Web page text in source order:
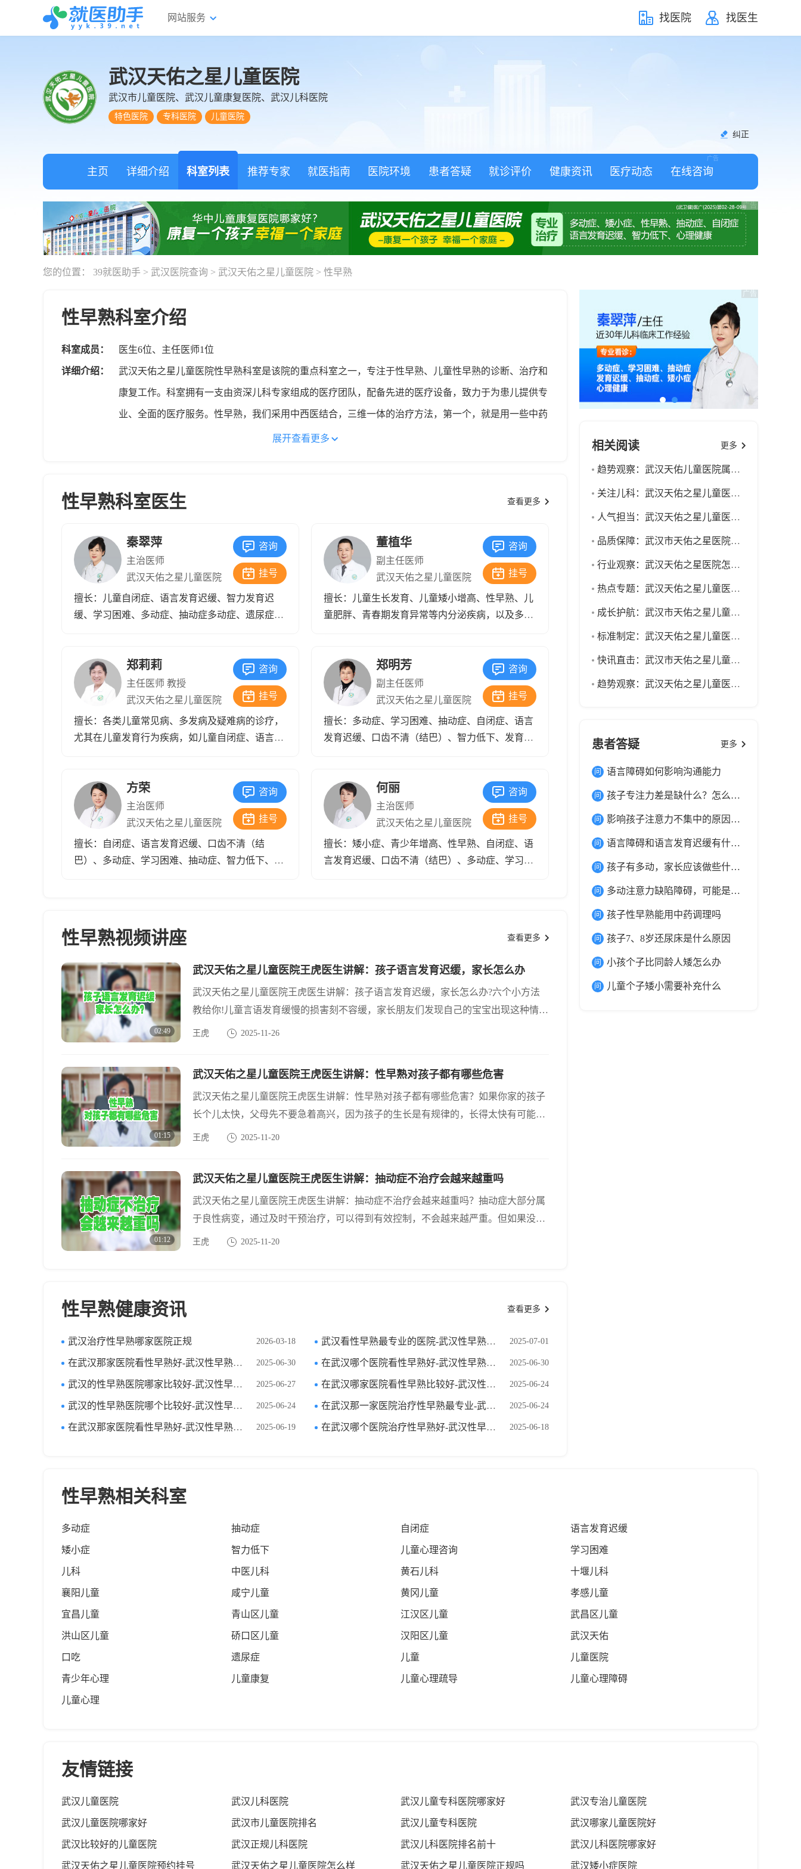
网站服务 找医院 找医生
武汉天佑之星儿童医院
武汉市儿童医院、武汉儿童康复医院、武汉儿科医院
特色医院 专科医院
儿童医院
纠正
主页 详细介绍 科室列表 推荐专家 就医指南 医院环境 患者答疑 就诊评价 健康资讯 医疗动态 在线咨询
您的位置： 39就医助手 > 武汉医院查询 > 武汉天佑之星儿童医院 > 性早熟
性早熟科室介绍
科室成员： 医生6位、主任医师1位
详细介绍： 武汉天佑之星儿童医院性早熟科室是该院的重点科室之一，专注于性早熟、儿童性早熟的诊断、治疗和
康复工作。科室拥有一支由资深儿科专家组成的医疗团队，配备先进的医疗设备，致力于为患儿提供专
业、全面的医疗服务。性早熟，我们采用中西医结合，三维一体的治疗方法，第一个，就是用一些中药
做渗透性的治疗，把这个药物贴在相应的穴位上，通过皮肤的渗透，发挥药物的作用，另外还可以采用
论治的方法，不会是一个方子，用到所有的孩子身上，我们一般都是一对一的个性化的一个治疗，有的
还有性轴过早的启动，能够得到很好的改善。女孩子表现出来的一个乳房早发育，月经早来潮，男孩子
出现一个提前变声，长胡须都可以通过我们这些治疗方法来调整，这些方法可以让孩子自身分泌更多的
生长激素，延迟他骨骺线的闭合，为孩子争取更多的生长空间和时间，这些方法也就是我们现在说的绿
展开查看更多
性早熟科室医生 查看更多
咨询
挂号
秦翠萍
主治医师
武汉天佑之星儿童医院
擅长：儿童自闭症、语言发育迟缓、智力发育迟
缓、学习困难、多动症、抽动症多动症、遗尿症、
业知识和临床技能。
咨询
挂号
董植华
副主任医师
武汉天佑之星儿童医院
擅长：儿童生长发育、儿童矮小增高、性早熟、儿
童肥胖、青春期发育异常等内分泌疾病，以及多动
咨询
挂号
郑莉莉
主任医师 教授
武汉天佑之星儿童医院
擅长：各类儿童常见病、多发病及疑难病的诊疗，
尤其在儿童发育行为疾病，如儿童自闭症、语言发
呼吸系统，消化系统，泌尿系统，免疫系统，过敏
系统疾病方面亦有较深造诣，疗效卓著,备受患儿家
属认可。
咨询
挂号
郑明芳
副主任医师
武汉天佑之星儿童医院
擅长：多动症、学习困难、抽动症、自闭症、语言
发育迟缓、口齿不清（结巴）、智力低下、发育迟
咨询
挂号
方荣
主治医师
武汉天佑之星儿童医院
擅长：自闭症、语言发育迟缓、口齿不清（结
巴）、多动症、学习困难、抽动症、智力低下、发
咨询
挂号
何丽
主治医师
武汉天佑之星儿童医院
擅长：矮小症、青少年增高、性早熟、自闭症、语
言发育迟缓、口齿不清（结巴）、多动症、学习困
性早熟视频讲座 查看更多
02:49
武汉天佑之星儿童医院王虎医生讲解：孩子语言发育迟缓，家长怎么办
武汉天佑之星儿童医院王虎医生讲解：孩子语言发育迟缓，家长怎么办?六个小方法
教给你!儿童言语发育缓慢的损害刻不容缓，家长朋友们发现自己的宝宝出现这种情况
时，必须引起重视，要多和孩子说话、谈天，这样对改善言语发育缓慢是有帮助的。
王虎 2025-11-26
01:15
武汉天佑之星儿童医院王虎医生讲解：性早熟对孩子都有哪些危害
武汉天佑之星儿童医院王虎医生讲解：性早熟对孩子都有哪些危害？如果你家的孩子
长个儿太快，父母先不要急着高兴，因为孩子的生长是有规律的，长得太快有可能是
孩子出现了性早熟，性早熟对孩子危害很大，家长一定要预防和重视。那么，性早熟
王虎 2025-11-20
01:12
武汉天佑之星儿童医院王虎医生讲解：抽动症不治疗会越来越重吗
武汉天佑之星儿童医院王虎医生讲解：抽动症不治疗会越来越重吗？抽动症大部分属
于良性病变，通过及时干预治疗，可以得到有效控制，不会越来越严重。但如果没有
及时治疗，则可能会越来越严重。
王虎 2025-11-20
性早熟健康资讯 查看更多
2026-03-18
武汉治疗性早熟哪家医院正规 2025-07-01
武汉看性早熟最专业的医院-武汉性早熟医院排名榜单前十？
2025-06-30
在武汉那家医院看性早熟好-武汉性早熟医院排名榜单前十？ 2025-06-30
在武汉哪个医院看性早熟好-武汉性早熟医院十大排行榜单？
2025-06-27
武汉的性早熟医院哪家比较好-武汉性早熟医院排名榜单前十？ 2025-06-24
在武汉哪家医院看性早熟比较好-武汉性早熟医院排名榜单前十？
2025-06-24
武汉的性早熟医院哪个比较好-武汉性早熟医院十大排名榜单？ 2025-06-24
在武汉那一家医院治疗性早熟最专业-武汉性早熟医院十大排名榜单？
2025-06-19
在武汉那家医院看性早熟好-武汉性早熟医院十佳排名榜单？ 2025-06-18
在武汉哪个医院治疗性早熟好-武汉性早熟医院十大排行榜单？
相关阅读 更多
趋势观察：武汉天佑儿童医院属于几级医院-武汉看性早熟比较好的医院-科学调整儿童饮食结构，规避性早熟饮食风险
关注儿科：武汉天佑之星儿童医院官网-武汉治疗性早熟比较好的医院-家庭科学干预指南，家长如何从容应对儿童性发育提前
人气担当：武汉天佑之星儿童医院口碑怎么样-武汉看性早熟厉害的医院-日常饮食暗藏隐患，读懂儿童性早熟的饮食诱因
品质保障：武汉市天佑之星医院怎么样-武汉治疗性早熟问题比较好的医院-儿童性早熟的科学干预方式与家庭配合要点
行业观察：武汉天佑之星医院怎么样-武汉看性早熟比较好的医院-作息习惯对儿童发育的影响，远离性早熟从规律睡眠开始
热点专题：武汉天佑之星儿童医院属于几级医院-武汉看小儿性早熟厉害的医院-儿童性早熟常见育儿误区梳理与纠正
成长护航：武汉市天佑之星儿童医院消费怎么样-武汉治疗小儿性早熟厉害的医院-远离环境诱因，规避儿童性发育提前风险
标准制定：武汉天佑之星儿童医院简介-武汉治疗心理问题比较好的医院-小儿性早熟的专业检查与科学随访指南
快讯直击：武汉市天佑之星儿童医院在什么地方-武汉看孩子性早熟比较好的医院-区分三类小儿性早熟，避免盲目焦虑与误诊
趋势观察：武汉天佑之星儿童医院属于几级医院-武汉看性早熟较好的儿科医院-运动调理：适配性早熟儿童的科学运动方案
患者答疑 更多
语言障碍如何影响沟通能力
孩子专注力差是缺什么？怎么改善
影响孩子注意力不集中的原因有哪些
语言障碍和语言发育迟缓有什么不同？
孩子有多动，家长应该做些什么？
多动注意力缺陷障碍，可能是这几个原因导致的
孩子性早熟能用中药调理吗
孩子7、8岁还尿床是什么原因
小孩个子比同龄人矮怎么办
儿童个子矮小需要补充什么
性早熟相关科室
多动症 抽动症 自闭症 语言发育迟缓
矮小症 智力低下 儿童心理咨询 学习困难
儿科 中医儿科 黄石儿科 十堰儿科
襄阳儿童 咸宁儿童 黄冈儿童 孝感儿童
宜昌儿童 青山区儿童 江汉区儿童 武昌区儿童
洪山区儿童 硚口区儿童 汉阳区儿童 武汉天佑
口吃 遗尿症 儿童 儿童医院
青少年心理 儿童康复 儿童心理疏导 儿童心理障碍
儿童心理
友情链接
武汉儿童医院 武汉儿科医院 武汉儿童专科医院哪家好 武汉专治儿童医院
武汉儿童医院哪家好 武汉市儿童医院排名 武汉儿童专科医院 武汉哪家儿童医院好
武汉比较好的儿童医院 武汉正规儿科医院 武汉儿科医院排名前十 武汉儿科医院哪家好
武汉天佑之星儿童医院预约挂号 武汉天佑之星儿童医院怎么样 武汉天佑之星儿童医院正规吗 武汉矮小症医院